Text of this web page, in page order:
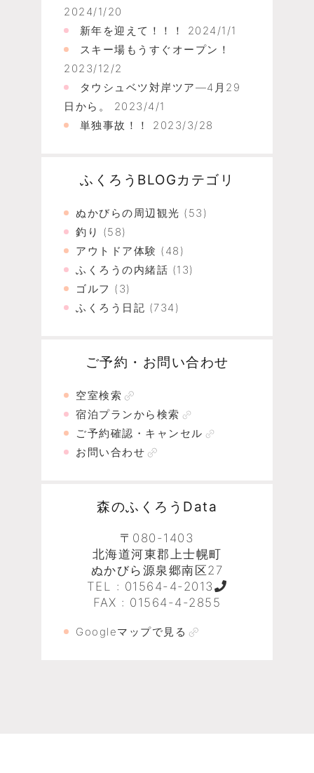
2024/1/20
新年を迎えて！！！
2024/1/1
スキー場もうすぐオープン！
2023/12/2
タウシュベツ対岸ツア―4月29
日から。
2023/4/1
単独事故！！
2023/3/28
ふくろうBLOGカテゴリ
ぬかびらの周辺観光 (53)
釣り (58)
アウトドア体験 (48)
ふくろうの内緒話 (13)
ゴルフ (3)
ふくろう日記 (734)
ご予約・お問い合わせ
空室検索
宿泊プランから検索
ご予約確認・キャンセル
お問い合わせ
森のふくろうData
〒080-1403
北海道河東郡上士幌町
ぬかびら源泉郷南区27
TEL : 01564-4-2013
FAX : 01564-4-2855
Googleマップで見る